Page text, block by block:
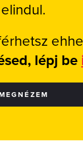
elindul.
lépj be